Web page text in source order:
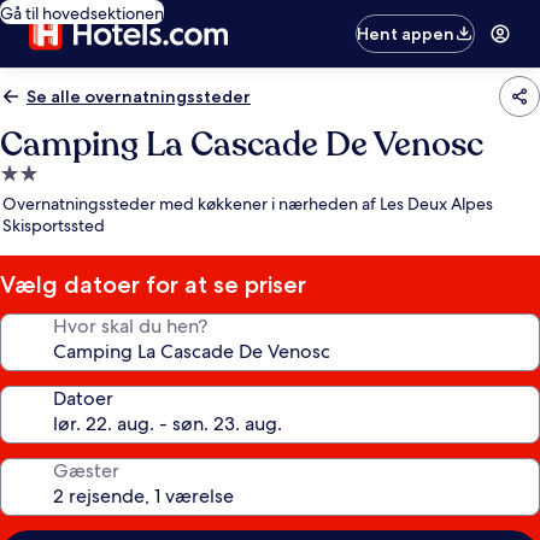
Gå til hovedsektionen
Hent appen
Se alle overnatningssteder
Camping La Cascade De Venosc
2.0-
stjernet
overnatningssted
Overnatningssteder med køkkener i nærheden af Les Deux Alpes
Skisportssted
Vælg datoer for at se priser
Hvor skal du hen?
Datoer
Gæster